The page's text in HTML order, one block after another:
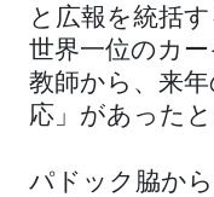
と広報を統括
世界一位のカ
教師から、来
応」があったと
パドック脇か